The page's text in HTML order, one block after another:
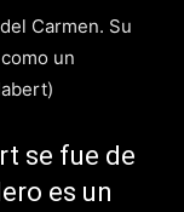
se fue de
es un